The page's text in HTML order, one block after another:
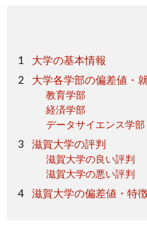
大学の基本情報
大学各学部の偏差値・
教育学部
経済学部
データサイエンス学部
滋賀大学の評判
滋賀大学の良い評判
滋賀大学の悪い評判
滋賀大学の偏差値・特